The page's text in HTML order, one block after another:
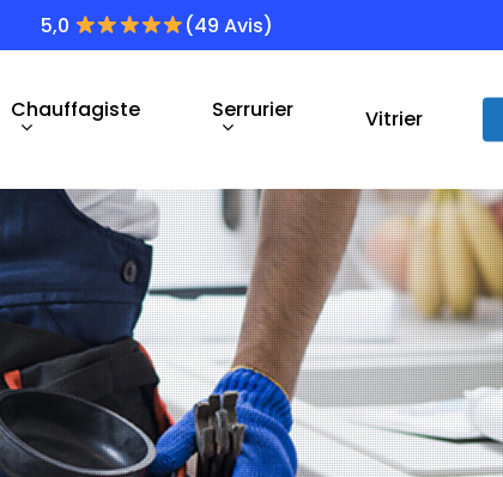
5,0 (49 Avis)
Chauffagiste Serrurier Vitrier